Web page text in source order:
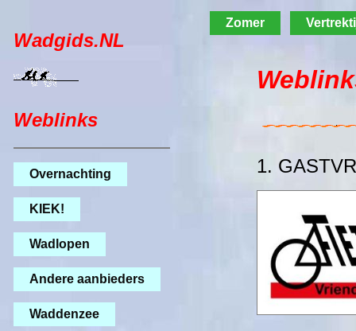
Wadgids.NL
Weblinks
Overnachting
KIEK!
Wadlopen
Andere aanbieders
Waddenzee
Zomer
1.